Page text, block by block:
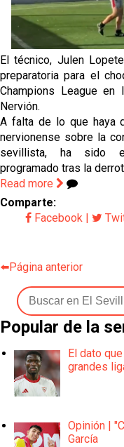
de Salónica
Juanlu se marcha
Previa | El Sevilla
exigente choque
El Sevilla pone sus
Patrick Mercado no
El técnico, Julen
preparatoria para el
Champions League
Nervión.
A falta de lo que haya
nervionense sobre la
sevillista, ha sido
programado tras la
Read more
Comparte:
Facebook |
⬅️Página anterior
Popular de la
El dato
grandes
Opinión |
García